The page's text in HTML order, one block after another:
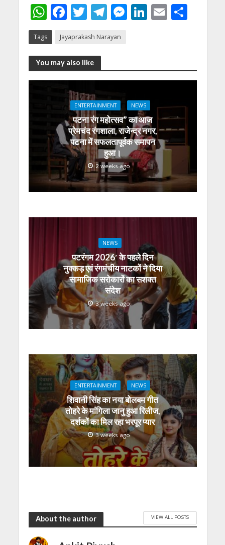
W
h
at
s
A
F
e
b
o
o
k
T
itt
er
T
e
a
M
n
er
Li
dI
E S
Tags Jayaprakash Narayan
You may also like
ENTERTAINMENT NEWS
पटना रंग महोत्सव” का आज
प्रेमचंद रंगशाला, राजेन्द्र नगर,
पटना में सफलतापूर्वक समापन
हुआ।
2 weeks ago
NEWS
पटरंगम 2026′ के पहले दिन
नुक्कड़ एवं रंगमंचीय नाटकों ने दिया
सामाजिक सरोकारों का सशक्त
संदेश
3 weeks ago
ENTERTAINMENT NEWS
शिवानी सिंह का नया बोलबम गीत
तोहरे के मांगिला जानु हुआ रिलीज,
दर्शकों का मिल रहा भरपूर प्यार
3 weeks ago
About the author VIEW ALL POSTS